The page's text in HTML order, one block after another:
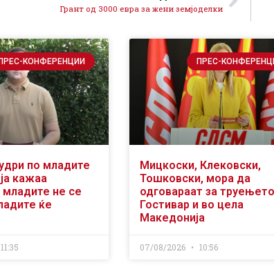
Грант од 3000 евра за жени земјоделки
ПРЕС-КОНФЕРЕНЦИИ
по младите
кажаа
младите не се
ќе
11:35
ПРЕС-
Мицкоски, Клековски,
Тошковски, мора да
одговараат за
Гостивар и во цела
Македонија
07/08/2026 10:56